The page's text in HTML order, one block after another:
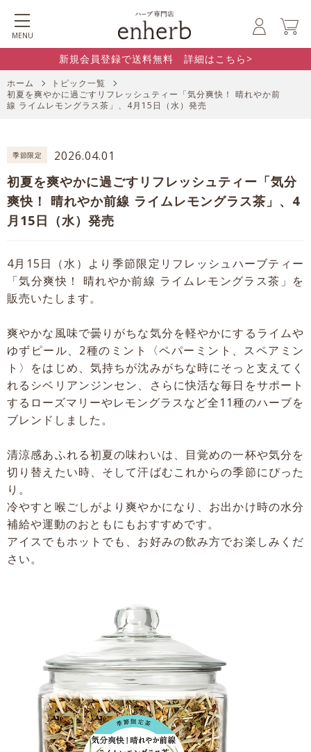
MENU
新規会員登録で送料無料 詳細はこちら>
ホーム
トピック一覧
初夏を爽やかに過ごすリフレッシュティー「気分爽快！ 晴れやか前
線 ライムレモングラス茶」、4月15日（水）発売
季節限定 2026.04.01
初夏を爽やかに過ごすリフレッシュティー「気分
爽快！ 晴れやか前線 ライムレモングラス茶」、4
月15日（水）発売
4月15日（水）より季節限定リフレッシュハーブティー
「気分爽快！ 晴れやか前線 ライムレモングラス茶」を
販売いたします。
爽やかな風味で曇りがちな気分を軽やかにするライムや
ゆずピール、2種のミント〈ペパーミント、スペアミン
ト〉をはじめ、気持ちが沈みがちな時にそっと支えてく
れるシベリアンジンセン、さらに快活な毎日をサポート
するローズマリーやレモングラスなど全11種のハーブを
ブレンドしました。
清涼感あふれる初夏の味わいは、目覚めの一杯や気分を
切り替えたい時、そして汗ばむこれからの季節にぴった
り。
冷やすと喉ごしがより爽やかになり、お出かけ時の水分
補給や運動のおともにもおすすめです。
アイスでもホットでも、お好みの飲み方でお楽しみくだ
さい。